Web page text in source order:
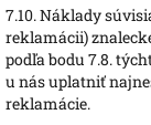
7.10.Náklady
reklamácii)
podľa bodu 7.8.
u nás uplatniť
reklamácie.